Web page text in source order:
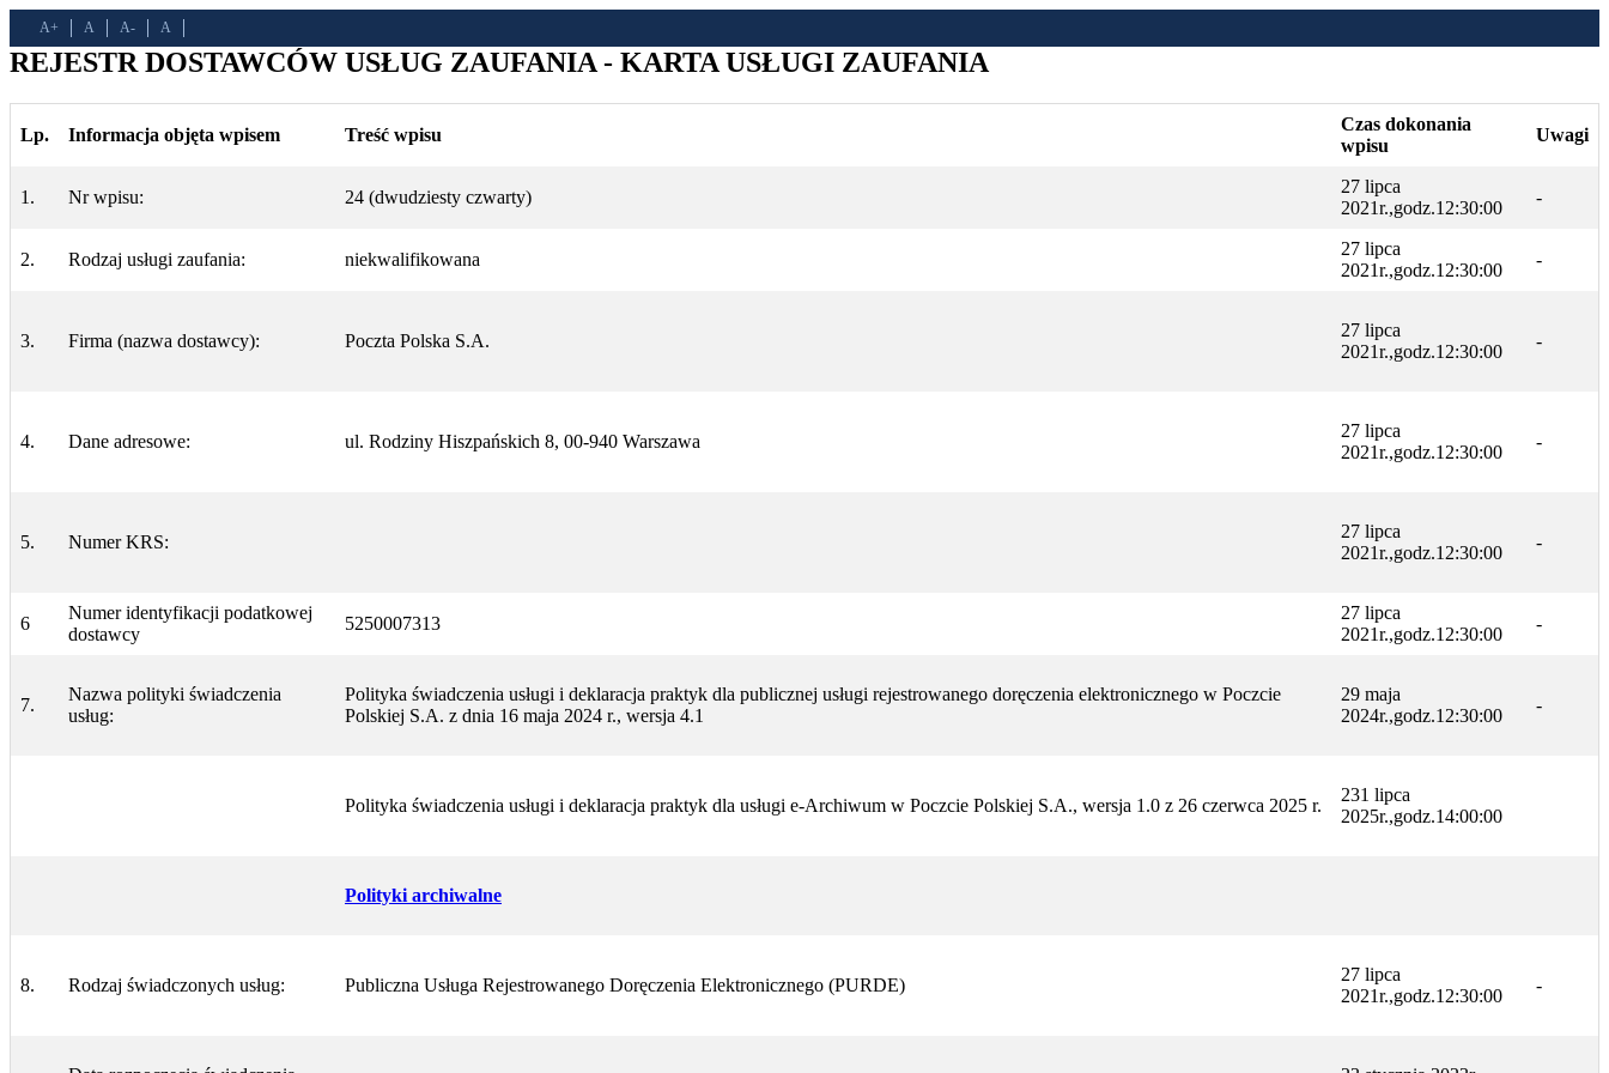
A+ A A- A
REJESTR DOSTAWCÓW USŁUG ZAUFANIA - KARTA USŁUGI ZAUFANIA
Lp. Informacja objęta wpisem Treść wpisu
Czas dokonania
wpisu
Uwagi
1. Nr wpisu: 24 (dwudziesty czwarty)
27 lipca
2021r.,godz.12:30:00
-
2. Rodzaj usługi zaufania: niekwalifikowana
27 lipca
2021r.,godz.12:30:00
-
3. Firma (nazwa dostawcy): Poczta Polska S.A.
27 lipca
2021r.,godz.12:30:00
-
4. Dane adresowe: ul. Rodziny Hiszpańskich 8, 00-940 Warszawa
27 lipca
2021r.,godz.12:30:00
-
5. Numer KRS:
27 lipca
2021r.,godz.12:30:00
-
6
Numer identyfikacji podatkowej
dostawcy
5250007313
27 lipca
2021r.,godz.12:30:00
-
7.
Nazwa polityki świadczenia
usług:
Polityka świadczenia usługi i deklaracja praktyk dla publicznej usługi rejestrowanego doręczenia elektronicznego w Poczcie
Polskiej S.A. z dnia 16 maja 2024 r., wersja 4.1
29 maja
2024r.,godz.12:30:00
-
Polityka świadczenia usługi i deklaracja praktyk dla usługi e-Archiwum w Poczcie Polskiej S.A., wersja 1.0 z 26 czerwca 2025 r.
231 lipca
2025r.,godz.14:00:00
Polityki archiwalne
8. Rodzaj świadczonych usług: Publiczna Usługa Rejestrowanego Doręczenia Elektronicznego (PURDE)
27 lipca
2021r.,godz.12:30:00
-